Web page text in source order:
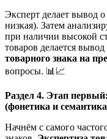
Эксперт делает вывод о
низкая). Затем
при наличии высокой
товаров делается
товарного знака на
вопросы. 📊📈
Раздел 4. Этап
(фонетика и
Начнём с самого